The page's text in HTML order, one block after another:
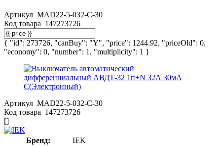
Артикул MAD22-5-032-C-30
Код товара 147273726
{ "id": 273726, "canBuy": "Y", "price": 1244.92, "priceOld": 0,
"economy": 0, "number": 1, "multiplicity": 1 }
Артикул MAD22-5-032-C-30
Код товара 147273726
[]
Бренд:
IEK